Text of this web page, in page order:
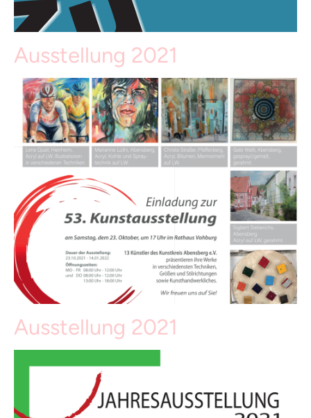
Ausstellung 2021
Ausstellung 2021